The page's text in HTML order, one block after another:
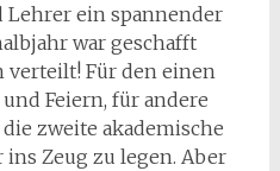
Lehrer ein spannender
war geschafft
verteilt! Für den einen
Feiern, für andere
zweite akademische
Zeug zu legen. Aber